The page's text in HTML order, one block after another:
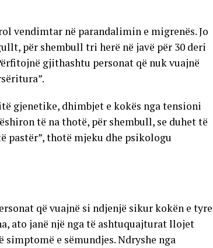
vendimtar në parandalimin e migrenës. Jo
për shembull tri herë në javë për 30 deri
gjithashtu personat që nuk vuajnë
gjenetike, dhimbjet e kokës nga tensioni
të na thotë, për shembull, se duhet të
pastër”, thotë mjeku dhe psikologu
që vuajnë si ndjenjë sikur kokën e tyre
ato janë një nga të ashtuquajturat llojet
simptomë e sëmundjes. Ndryshe nga